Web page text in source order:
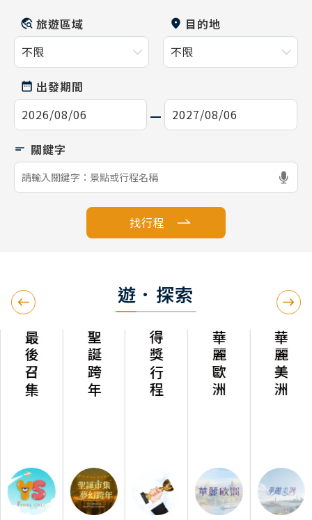
旅遊區域 目的地
出發期間
找行程
遊．探索
最後召集 聖誕跨年 得獎行程 華麗歐洲 華麗美洲